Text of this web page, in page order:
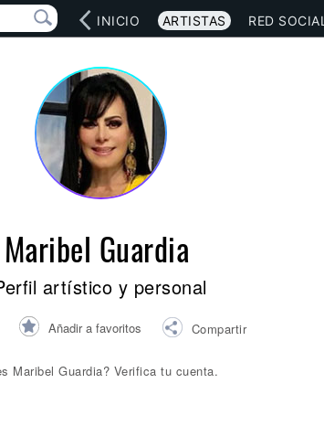
INICIO ARTISTAS RED SOCIAL
Maribel Guardia
artístico y personal
Añadir a favoritos Compartir
Maribel Guardia? Verifica tu cuenta.